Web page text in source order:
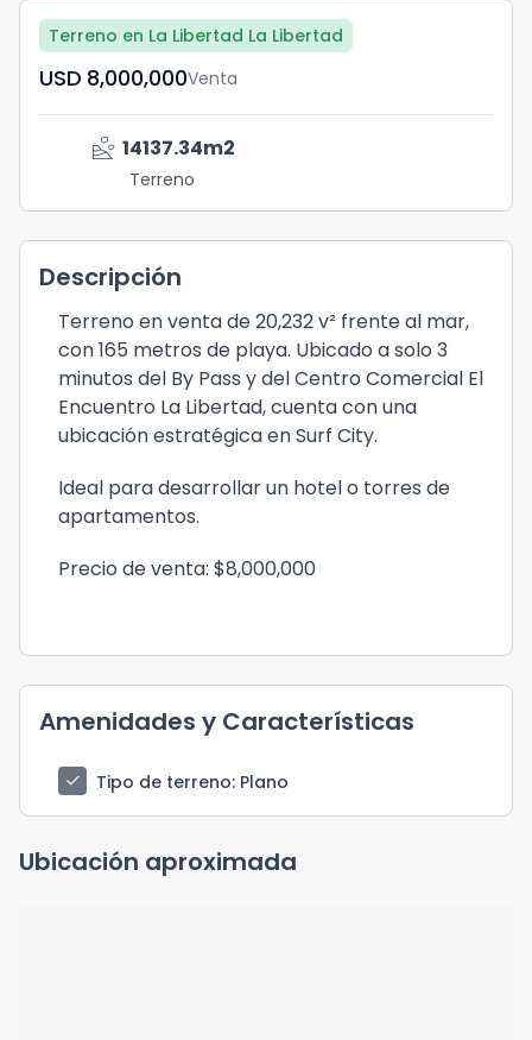
Terreno en La Libertad La Libertad
USD	8,000,000Venta
landslide 14137.34m2
Terreno
Descripción
Terreno en venta de 20,232 v² frente al mar,
con 165 metros de playa. Ubicado a solo 3
minutos del By Pass y del Centro Comercial El
Encuentro La Libertad, cuenta con una
ubicación estratégica en Surf City.
Ideal para desarrollar un hotel o torres de
apartamentos.
Precio de venta: $8,000,000
Amenidades y Características
check Tipo de terreno: Plano
Ubicación aproximada